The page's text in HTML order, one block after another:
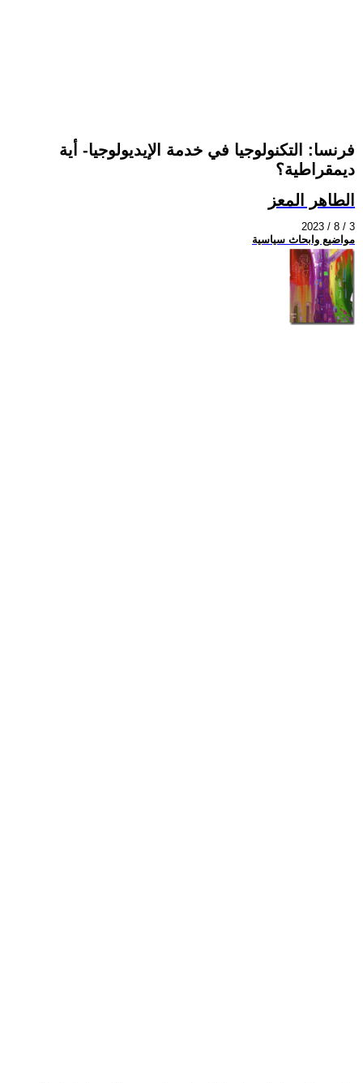
فرنسا: التكنولوجيا في خدمة الإيديولوجيا- أية
ديمقراطية؟
الطاهر المعز
2023 / 8 / 3
مواضيع وابحاث سياسية